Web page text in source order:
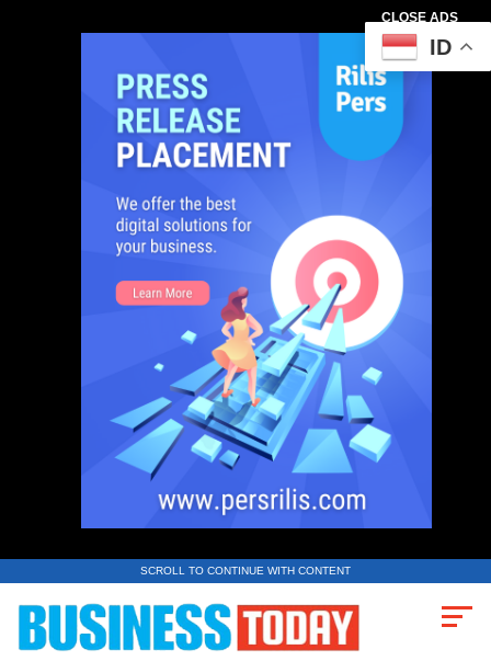
CLOSE ADS
SCROLL TO CONTINUE WITH CONTENT
ID